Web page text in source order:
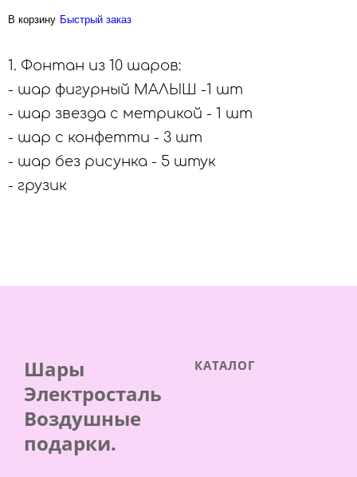
В корзину Быстрый заказ
1. Фонтан из 10 шаров:
- шар фигурный МАЛЫШ -1 шт
- шар звезда с метрикой - 1 шт
- шар с конфетти - 3 шт
- шар без рисунка - 5 штук
- грузик
Шары
Электросталь
Воздушные
подарки.
КАТАЛОГ